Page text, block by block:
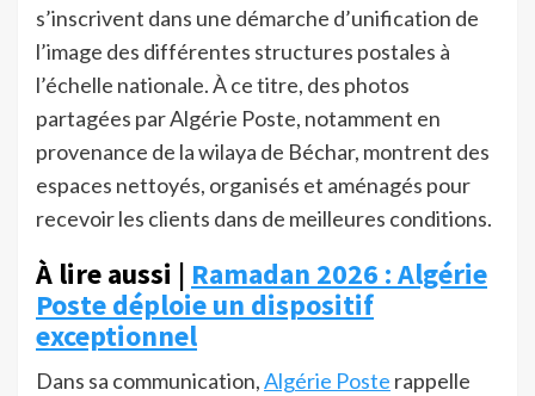
s’inscrivent dans une démarche d’unification de
l’image des différentes structures postales à
l’échelle nationale. À ce titre, des photos
partagées par Algérie Poste, notamment en
provenance de la wilaya de Béchar, montrent des
espaces nettoyés, organisés et aménagés pour
recevoir les clients dans de meilleures conditions.
À lire aussi | Ramadan 2026 : Algérie
Poste déploie un dispositif
exceptionnel
Dans sa communication,Algérie Poste rappelle